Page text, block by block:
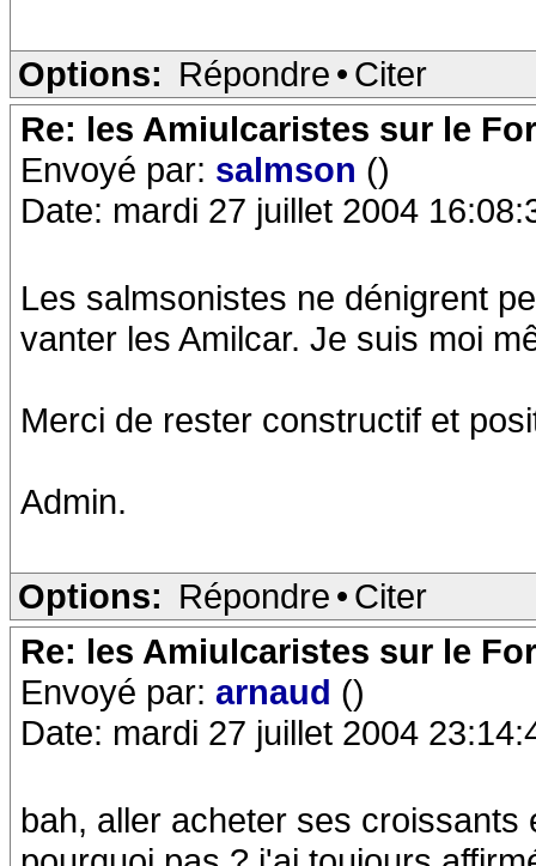
Options: Répondre • Citer
Re: les Amiulcaristes sur le
Envoyé par: salmson ()
Date: mardi 27 juillet 2004
Les salmsonistes ne dénigrent
vanter les Amilcar. Je suis moi
Merci de rester constructif et
Admin.
Options: Répondre • Citer
Re: les Amiulcaristes sur le
Envoyé par: arnaud ()
Date: mardi 27 juillet 2004
bah, aller acheter ses